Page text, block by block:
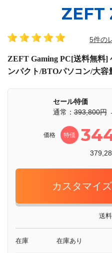
ZEFT
5件の
ZEFT Gaming PC[送料無料]
ンパクト/BTOパソコン/大容
セール特価
通常：393,800円
価格 特価
カスタマイ
送
在庫 在庫あり